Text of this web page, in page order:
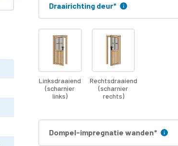
Draairichting deur*
Linksdraaiend
(scharnier
links)
Rechtsdraaiend
(scharnier
rechts)
Dompel-impregnatie wanden*